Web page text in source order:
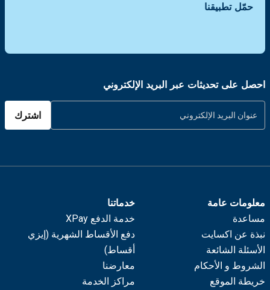
حمّل تطبيقنا
احصل على تحديثات عبر البريد الإلكتروني
اشترك
معلومات عامة
مساعدة
نبذة عن اكسايت
الأسئلة الشائعة
الشروط و الأحكام
خريطة الموقع
خدماتنا
خدمة الدفع XPay
دفع الأقساط الشهرية (إيزي
أقساط)
معارضنا
مراكز الخدمة